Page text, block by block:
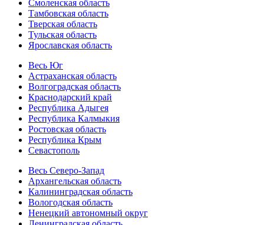
Смоленская область
Тамбовская область
Тверская область
Тульская область
Ярославская область
Весь Юг
Астраханская область
Волгоградская область
Краснодарский край
Республика Адыгея
Республика Калмыкия
Ростовская область
Республика Крым
Севастополь
Весь Северо-Запад
Архангельская область
Калининградская область
Вологодская область
Ненецкий автономный округ